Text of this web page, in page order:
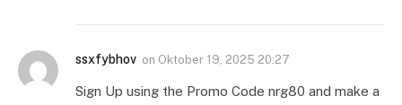
ssxfybhov on Oktober 19, 2025 20:27
Sign Up using the Promo Code nrg80 and make a